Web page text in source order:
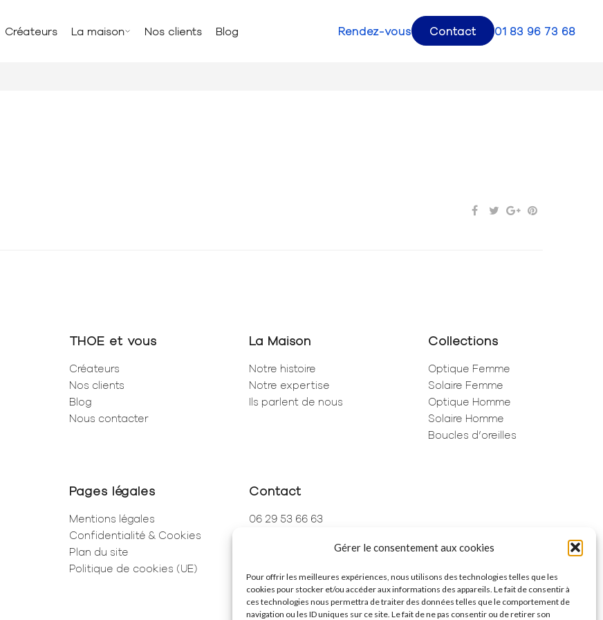
Gérer le consentement aux cookies
Pour offrir les meilleures expériences, nous utilisons des technologies telles que les
cookies pour stocker et/ou accéder aux informations des appareils. Le fait de consentir à
ces technologies nous permettra de traiter des données telles que le comportement de
navigation ou les ID uniques sur ce site. Le fait de ne pas consentir ou de retirer son
Créateurs La maison Nos clients Blog Rendez-vous Contact 01 83 96 73 68
THOE et vous
Créateurs
Nos clients
Blog
Nous contacter
La Maison
Notre histoire
Notre expertise
Ils parlent de nous
Collections
Optique Femme
Solaire Femme
Optique Homme
Solaire Homme
Boucles d’oreilles
Pages légales
Mentions légales
Confidentialité & Cookies
Plan du site
Politique de cookies (UE)
Contact
06 29 53 66 63
250 Rue de Rivoli